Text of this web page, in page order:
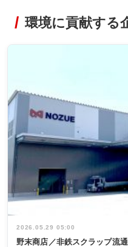
環境に貢献する
2026.05.29 05:00
野末商店／非鉄スクラップ流通